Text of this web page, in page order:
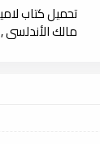
تحميل كتاب
مالك الأندلسي , pdf